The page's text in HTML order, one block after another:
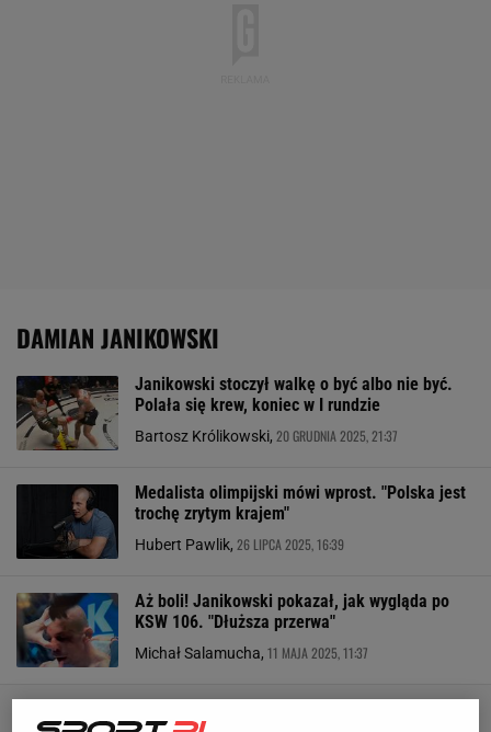
DAMIAN JANIKOWSKI
Janikowski stoczył walkę o być albo nie być.
Polała się krew, koniec w I rundzie
Bartosz Królikowski, 20 GRUDNIA 2025, 21:37
Medalista olimpijski mówi wprost. "Polska jest
trochę zrytym krajem"
Hubert Pawlik, 26 LIPCA 2025, 16:39
Aż boli! Janikowski pokazał, jak wygląda po
KSW 106. "Dłuższa przerwa"
Michał Salamucha, 11 MAJA 2025, 11:37